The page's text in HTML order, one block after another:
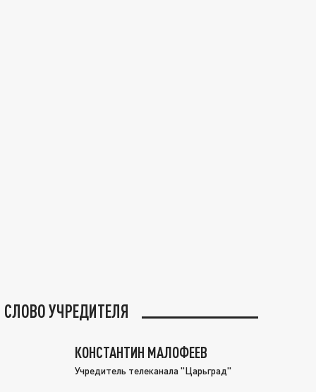
СЛОВО УЧРЕДИТЕЛЯ
КОНСТАНТИН МАЛОФЕЕВ
Учредитель телеканала "Царьград"